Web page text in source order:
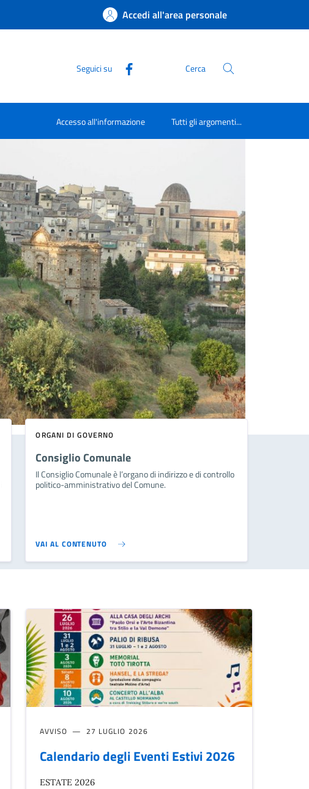
Accedi all'area personale
Seguici su Cerca
Accesso all'informazione Tutti gli argomenti...
ORGANI DI GOVERNO
Consiglio Comunale
Il Consiglio Comunale è l’organo di indirizzo e di controllo
politico-amministrativo del Comune.
VAI AL CONTENUTO
AVVISO 27 LUGLIO 2026
Calendario degli Eventi Estivi 2026
ESTATE 2026